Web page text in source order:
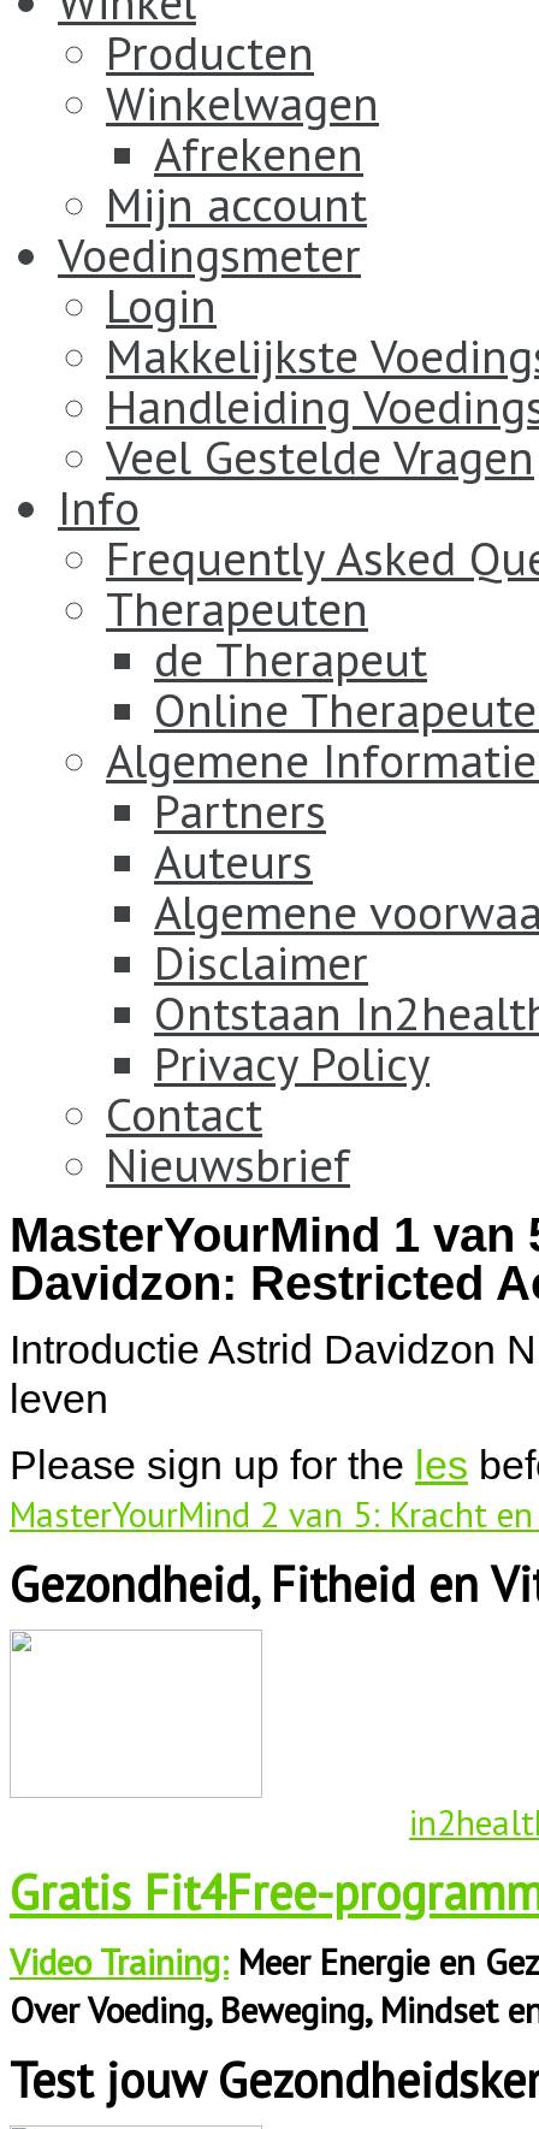
Producten
Winkelwagen
Afrekenen
Mijn account
Voedingsmeter
Login
Makkelijkste
Handleiding
Veel Gestelde Vragen
Info
Frequently Asked
Therapeuten
de Therapeut
Online
Algemene
Partners
Auteurs
Algemene
Disclaimer
Ontstaan
Privacy Policy
Contact
Nieuwsbrief
MasterYourMind 1
Davidzon: Restricted
Introductie Astrid Davidzon
leven
Please sign up for the les
MasterYourMind 2 van 5: Kracht
Gezondheid, Fitheid en
Gratis Fit4Free-
Video Training:Meer Energie en
Over Voeding, Beweging, Mindset
Test jouw